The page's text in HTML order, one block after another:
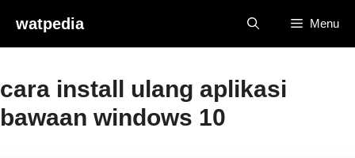
content
watpedia Menu
cara install ulang aplikasi
bawaan windows 10